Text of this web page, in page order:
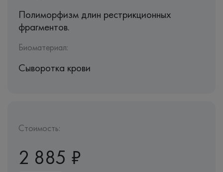
Полиморфизм длин рестрикционных
фрагментов.
Биоматериал:
Сыворотка крови
Стоимость:
2 885 ₽